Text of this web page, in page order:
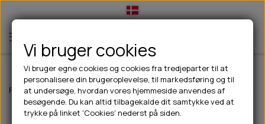
TIL HUND
💧FODER- VANDSKÅLE
TIL HUNDEEJER
Forside Til hunde Halsbånd, liner & seler Halsbånd Texas
Vi bruger cookies
Vi bruger egne cookies og cookies fra tredjeparter til at
personalisere din brugeroplevelse, til markedsføring og til
at undersøge, hvordan vores hjemmeside anvendes af
besøgende. Du kan altid tilbagekalde dit samtykke ved at
trykke på linket 'Cookies' nederst på siden.